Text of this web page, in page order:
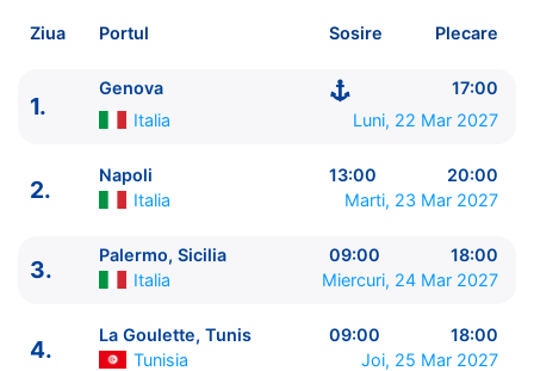
Plecare pe 22 Mar 2027 din Genova, Italia
MSC Cruises
Ziua Portul Sosire Plecare
1.
Genova
17:00
Italia
Luni, 22 Mar 2027
2.
Napoli 13:00
20:00
Italia
Marti, 23 Mar 2027
3.
Palermo, Sicilia 09:00
18:00
Italia
Miercuri, 24 Mar 2027
4.
La Goulette, Tunis 09:00
18:00
Tunisia
Joi, 25 Mar 2027